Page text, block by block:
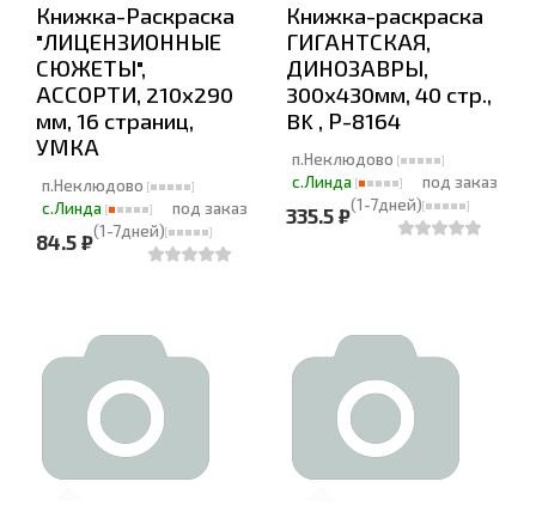
Книжка-Раскраска
"ЛИЦЕНЗИОННЫЕ
СЮЖЕТЫ",
АССОРТИ, 210х290
мм, 16 страниц,
УМКА
п.Неклюдово
с.Линда
под заказ
(1-7дней)
84.5 ₽
Книжка-раскраска
ГИГАНТСКАЯ,
ДИНОЗАВРЫ,
300х430мм, 40 стр.,
BK , Р-8164
п.Неклюдово
с.Линда
под заказ
(1-7дней)
335.5 ₽